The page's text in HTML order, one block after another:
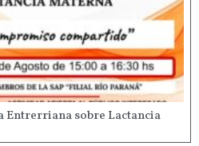
Entrerriana sobre Lactancia